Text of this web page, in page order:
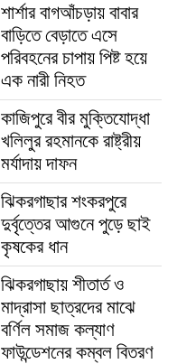
শার্শার বাগআঁচড়ায় বাবার
বাড়িতে বেড়াতে এসে
পরিবহনের চাপায় পিষ্ট হয়ে
এক নারী নিহত
কাজিপুরে বীর মুক্তিযোদ্ধা
খলিলুর রহমানকে রাষ্ট্রীয়
মর্যাদায় দাফন
ঝিকরগাছার শংকরপুরে
দুর্বৃত্তের আগুনে পুড়ে ছাই
কৃষকের ধান
ঝিকরগাছায় শীতার্ত ও
মাদ্রাসা ছাত্রদের মাঝে
বর্ণিল সমাজ কল্যাণ
ফাউন্ডেশনের কম্বল বিতরণ